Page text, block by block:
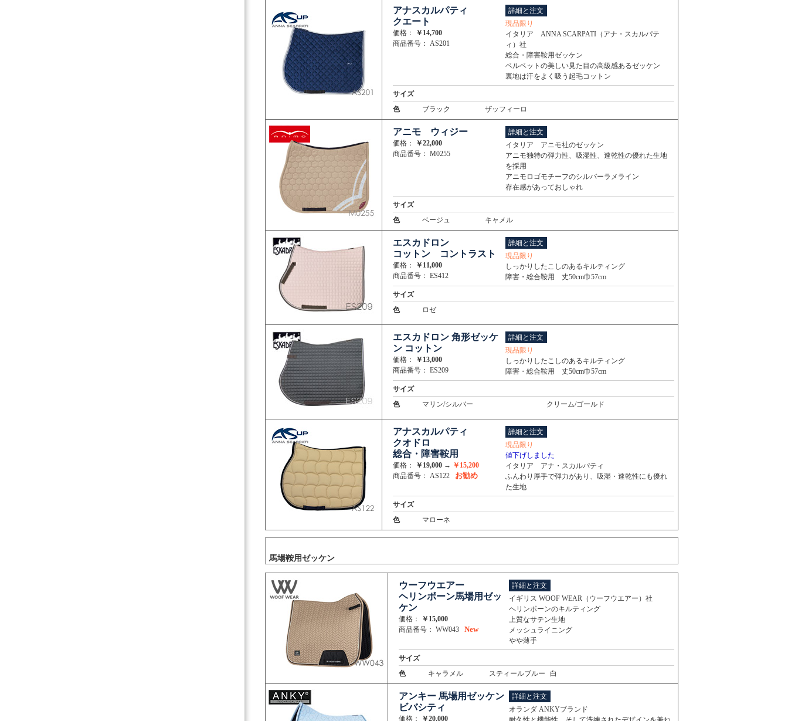
アナスカルパティ
クエート
価格：
￥14,700
商品番号： AS201
詳細と注文
現品限り
イタリア ANNA SCARPATI（アナ・スカルパテ
ィ）社
総合・障害鞍用ゼッケン
ベルベットの美しい見た目の高級感あるゼッケン
裏地は汗をよく吸う起毛コットン
サイズ
色
ブラック ザッフィーロ
アニモ ウィジー
価格：
￥22,000
商品番号： M0255
詳細と注文
イタリア アニモ社のゼッケン
アニモ独特の弾力性、吸湿性、速乾性の優れた生地
を採用
アニモロゴモチーフのシルバーラメライン
存在感があっておしゃれ
サイズ
色
ベージュ キャメル
エスカドロン
コットン コントラスト
価格：
￥11,000
商品番号： ES412
詳細と注文
現品限り
しっかりしたこしのあるキルティング
障害・総合鞍用 丈50cm巾57cm
サイズ
色
ロゼ
エスカドロン 角形ゼッケ
ン コットン
価格：
￥13,000
商品番号： ES209
詳細と注文
現品限り
しっかりしたこしのあるキルティング
障害・総合鞍用 丈50cm巾57cm
サイズ
色
マリン/シルバー クリーム/ゴールド
アナスカルパティ
クオドロ
総合・障害鞍用
価格： ￥19,000 → ￥15,200
商品番号： AS122 お勧め
詳細と注文
現品限り
値下げしました
イタリア アナ・スカルパティ
ふんわり厚手で弾力があり、吸湿・速乾性にも優れ
た生地
サイズ
色
マローネ
馬場鞍用ゼッケン
ウーフウエアー
ヘリンボーン馬場用ゼッ
ケン
価格：
￥15,000
商品番号： WW043 New
詳細と注文
イギリス WOOF WEAR（ウーフウエアー）社
ヘリンボーンのキルティング
上質なサテン生地
メッシュライニング
やや薄手
サイズ
色
キャラメル スティールブルー 白
アンキー 馬場用ゼッケン
ビバシティ
価格： ￥20,000
詳細と注文
オランダ ANKYブランド